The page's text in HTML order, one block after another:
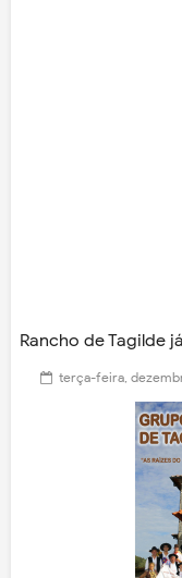
Rancho de Tagilde
terça-feira,